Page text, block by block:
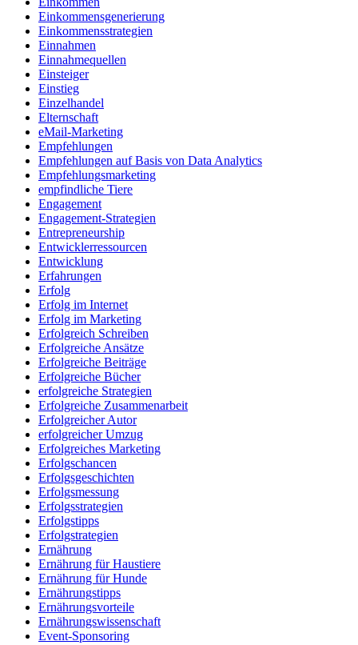
Einkommensgenerierung
Einkommensstrategien
Einnahmen
Einnahmequellen
Einsteiger
Einstieg
Einzelhandel
Elternschaft
eMail-Marketing
Empfehlungen
Empfehlungen auf Basis von Data Analytics
Empfehlungsmarketing
empfindliche Tiere
Engagement
Engagement-Strategien
Entrepreneurship
Entwicklerressourcen
Entwicklung
Erfahrungen
Erfolg
Erfolg im Internet
Erfolg im Marketing
Erfolgreich Schreiben
Erfolgreiche Ansätze
Erfolgreiche Beiträge
Erfolgreiche Bücher
erfolgreiche Strategien
Erfolgreiche Zusammenarbeit
Erfolgreicher Autor
erfolgreicher Umzug
Erfolgreiches Marketing
Erfolgschancen
Erfolgsgeschichten
Erfolgsmessung
Erfolgsstrategien
Erfolgstipps
Erfolgstrategien
Ernährung
Ernährung für Haustiere
Ernährung für Hunde
Ernährungstipps
Ernährungsvorteile
Ernährungswissenschaft
Event-Sponsoring